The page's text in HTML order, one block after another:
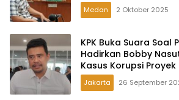
Medan 2 Oktober 2025
KPK Buka Suara Soal
Hadirkan Bobby
Kasus Korupsi
Jakarta 26 September